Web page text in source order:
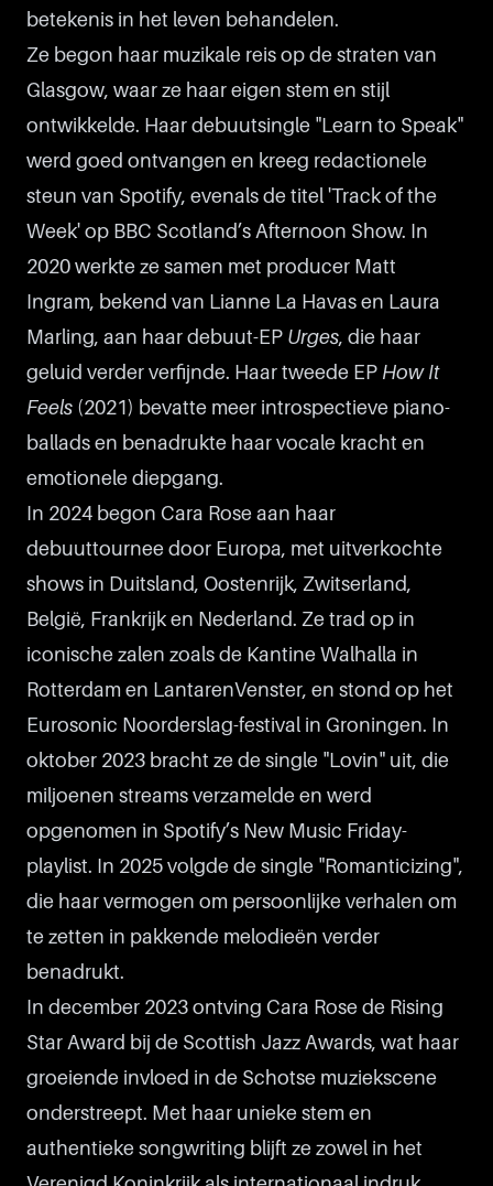
betekenis in het leven behandelen.
Ze begon haar muzikale reis op de straten van
Glasgow, waar ze haar eigen stem en stijl
ontwikkelde. Haar debuutsingle "Learn to Speak"
werd goed ontvangen en kreeg redactionele
steun van Spotify, evenals de titel 'Track of the
Week' op BBC Scotland’s Afternoon Show. In
2020 werkte ze samen met producer Matt
Ingram, bekend van Lianne La Havas en Laura
Marling, aan haar debuut-EP Urges, die haar
geluid verder verfijnde. Haar tweede EP How It
Feels (2021) bevatte meer introspectieve piano-
ballads en benadrukte haar vocale kracht en
emotionele diepgang.
In 2024 begon Cara Rose aan haar
debuuttournee door Europa, met uitverkochte
shows in Duitsland, Oostenrijk, Zwitserland,
België, Frankrijk en Nederland. Ze trad op in
iconische zalen zoals de Kantine Walhalla in
Rotterdam en LantarenVenster, en stond op het
Eurosonic Noorderslag-festival in Groningen. In
oktober 2023 bracht ze de single "Lovin" uit, die
miljoenen streams verzamelde en werd
opgenomen in Spotify’s New Music Friday-
playlist. In 2025 volgde de single "Romanticizing",
die haar vermogen om persoonlijke verhalen om
te zetten in pakkende melodieën verder
benadrukt.
In december 2023 ontving Cara Rose de Rising
Star Award bij de Scottish Jazz Awards, wat haar
groeiende invloed in de Schotse muziekscene
onderstreept. Met haar unieke stem en
authentieke songwriting blijft ze zowel in het